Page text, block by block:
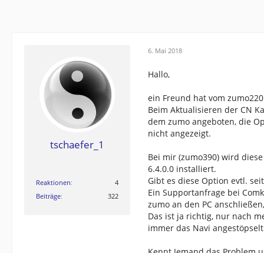
tschaefer_1
Reaktionen
4
Beiträge
322
6. Mai 2018
Hallo,
ein Freund hat vom
Beim Aktualisieren der CN
dem zumo angeboten, die
nicht angezeigt.
Bei mir (zumo390) wird
6.4.0.0 installiert.
Gibt es diese Option evtl.
Ein Supportanfrage bei
zumo an den PC
Das ist ja richtig, nur nach
immer das Navi